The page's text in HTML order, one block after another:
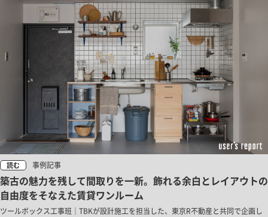
読む 事例記事
築古の魅力を残して間取りを一新。飾れる余白とレイアウトの
自由度をそなえた賃貸ワンルーム
ツールボックス工事班｜TBKが設計施工を担当した、東京R不動産と共同で企画し